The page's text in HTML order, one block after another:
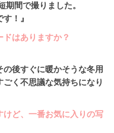
間で撮りました。
！』
はありますか？
の後すぐに暖かそうな冬用
く不思議な気持ちになり
ど、一番お気に入りの写